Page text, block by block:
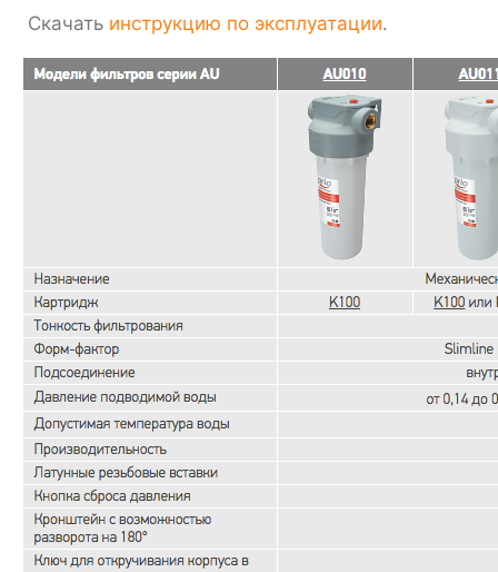
Скачать инструкцию по эксплуатации.